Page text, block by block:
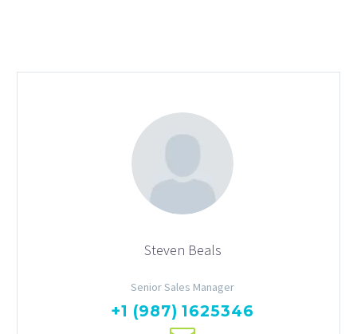
Steven Beals
Senior Sales Manager
+1 (987) 1625346